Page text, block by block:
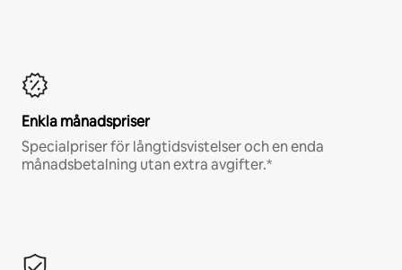
Enkla månadspriser
Specialpriser för långtidsvistelser och en enda
månadsbetalning utan extra avgifter.*